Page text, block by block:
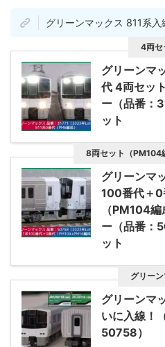
グリーンマックス 811系入
グリーンマ
代 4両セッ
ー（品番：
ット
4両セ
グリーンマ
100番代＋0
（PM104
ー（品番：
ット
8両セット（PM104
グリーンマ
いに入線！
50758）
グリー